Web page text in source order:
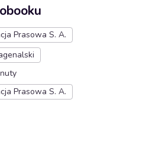
Prasowa S. A.
Prasowa S. A.